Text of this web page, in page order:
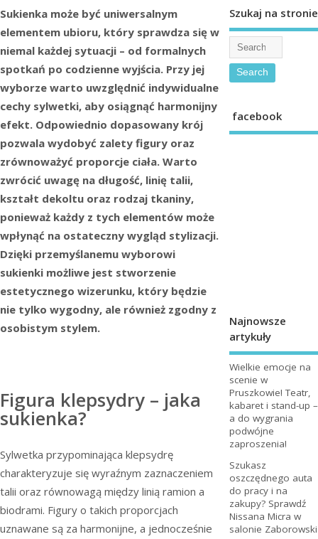
Sukienka może być uniwersalnym
elementem ubioru, który sprawdza się w
niemal każdej sytuacji – od formalnych
spotkań po codzienne wyjścia. Przy jej
wyborze warto uwzględnić indywidualne
cechy sylwetki, aby osiągnąć harmonijny
efekt. Odpowiednio dopasowany krój
pozwala wydobyć zalety figury oraz
zrównoważyć proporcje ciała. Warto
zwrócić uwagę na długość, linię talii,
kształt dekoltu oraz rodzaj tkaniny,
ponieważ każdy z tych elementów może
wpłynąć na ostateczny wygląd stylizacji.
Dzięki przemyślanemu wyborowi
sukienki możliwe jest stworzenie
estetycznego wizerunku, który będzie
nie tylko wygodny, ale również zgodny z
osobistym stylem.
Figura klepsydry – jaka
sukienka?
Sylwetka przypominająca klepsydrę
charakteryzuje się wyraźnym zaznaczeniem
talii oraz równowagą między linią ramion a
biodrami. Figury o takich proporcjach
uznawane są za harmonijne, a jednocześnie
Szukaj na stronie
facebook
Najnowsze
artykuły
Wielkie emocje na
scenie w
Pruszkowie! Teatr,
kabaret i stand-up –
a do wygrania
podwójne
zaproszenia!
Szukasz
oszczędnego auta
do pracy i na
zakupy? Sprawdź
Nissana Micra w
salonie Zaborowski